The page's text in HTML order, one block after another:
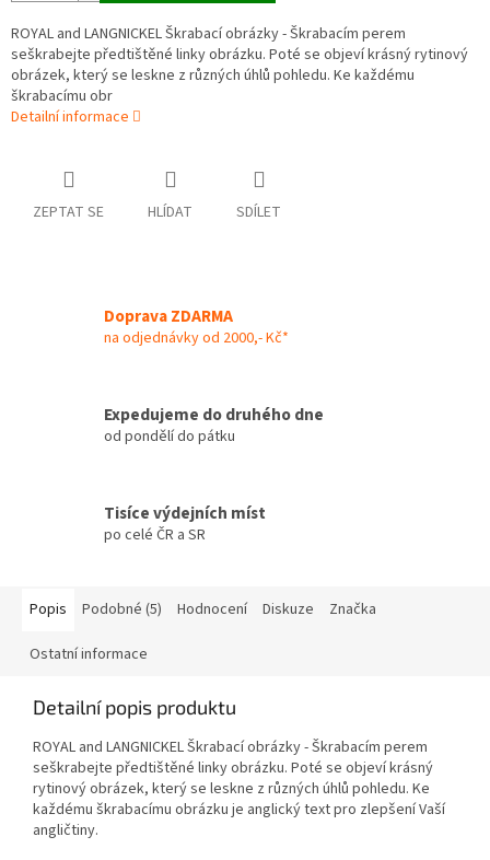
ROYAL and LANGNICKEL Škrabací obrázky - Škrabacím perem
seškrabejte předtištěné linky obrázku. Poté se objeví krásný rytinový
obrázek, který se leskne z různých úhlů pohledu. Ke každému
škrabacímu obr
Detailní informace
ZEPTAT SE HLÍDAT SDÍLET
Doprava ZDARMA
na odjednávky od 2000,- Kč*
Expedujeme do druhého dne
od pondělí do pátku
Tisíce výdejních míst
po celé ČR a SR
Popis Podobné (5) Hodnocení Diskuze Značka
Ostatní informace
Detailní popis produktu
ROYAL and LANGNICKEL Škrabací obrázky - Škrabacím perem
seškrabejte předtištěné linky obrázku. Poté se objeví krásný
rytinový obrázek, který se leskne z různých úhlů pohledu. Ke
každému škrabacímu obrázku je anglický text pro zlepšení Vaší
angličtiny.